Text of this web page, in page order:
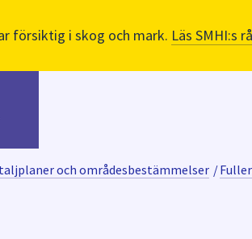
försiktig i skog och mark. Läs SMHI:s
och områdesbestämmelser /